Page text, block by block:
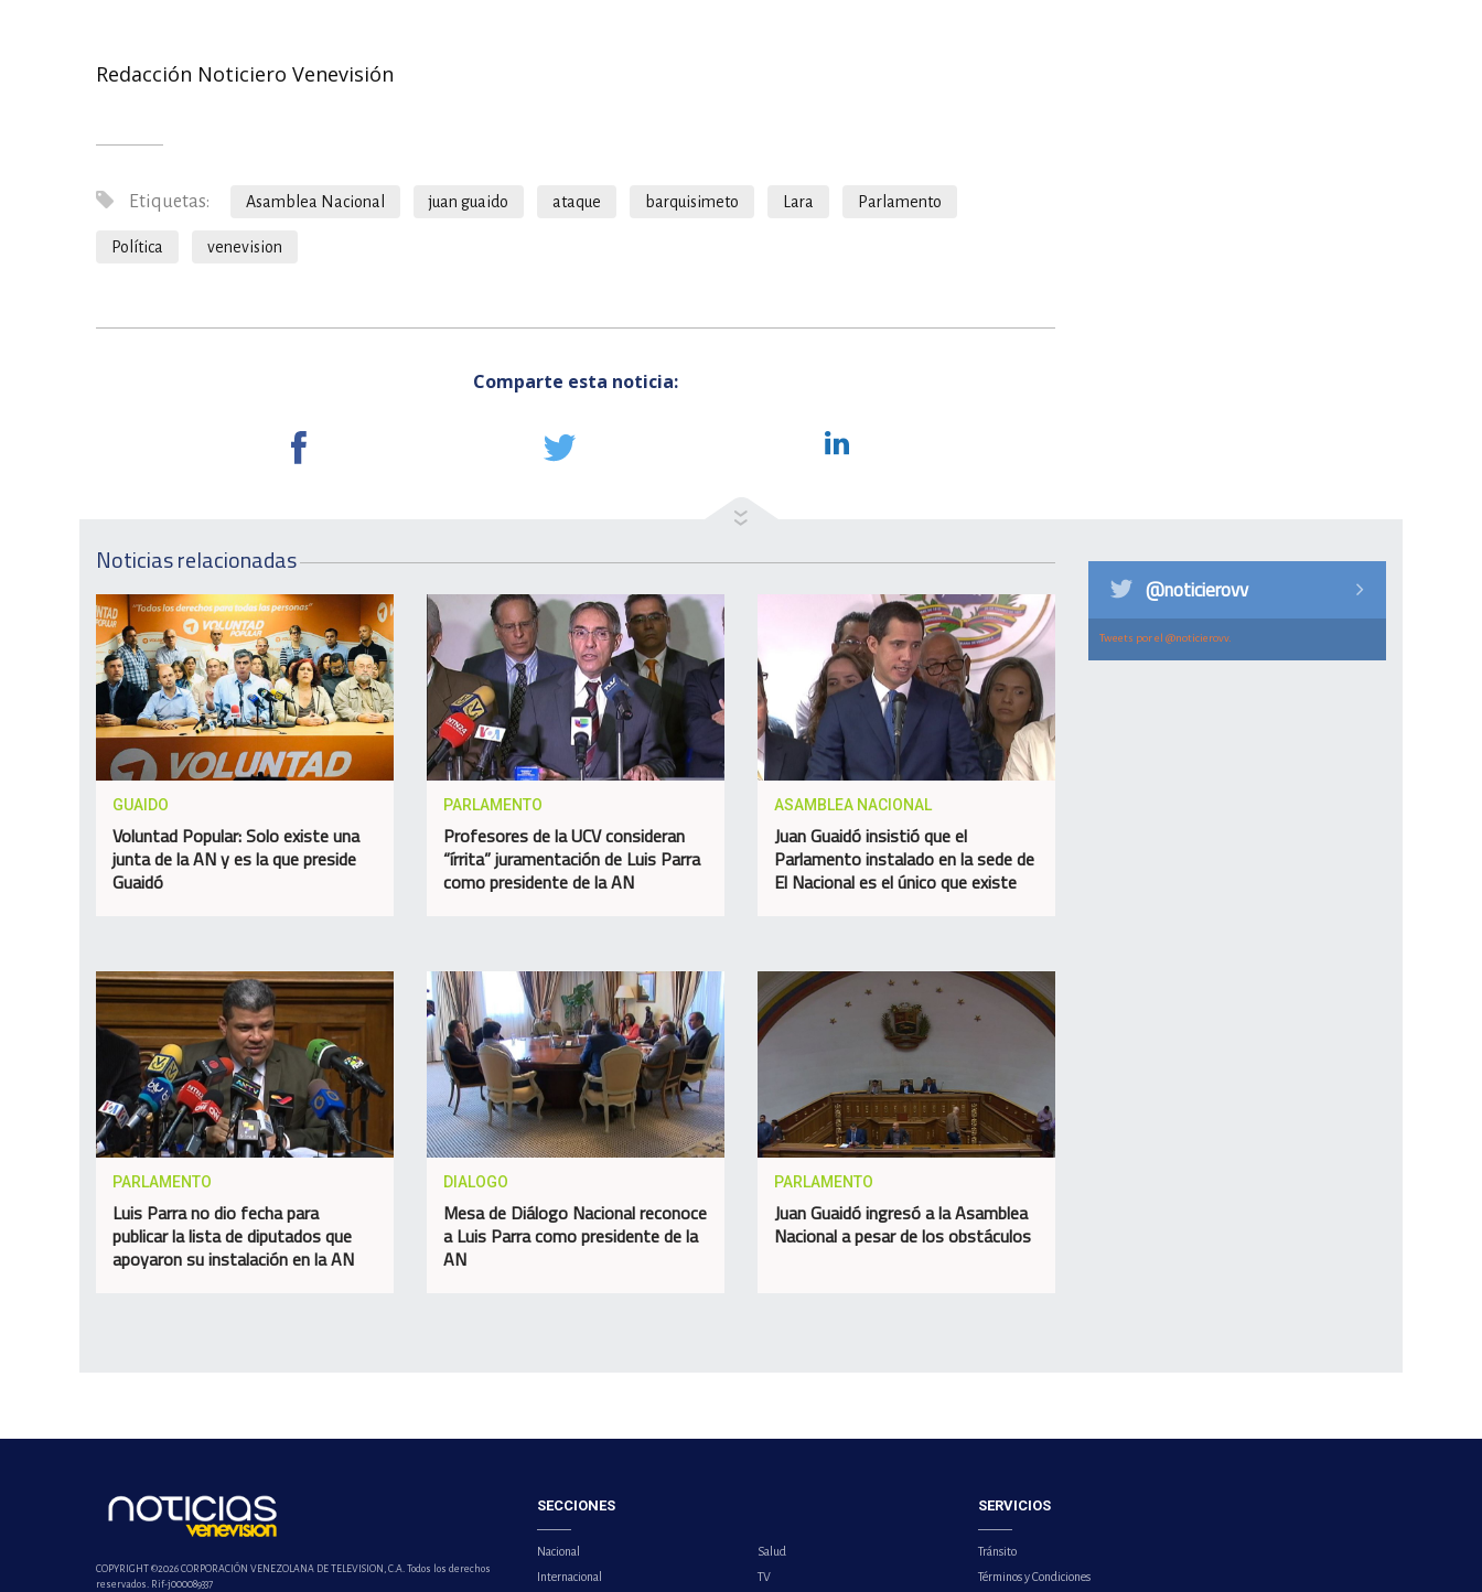
Redacción Noticiero Venevisión
Etiquetas: Asamblea Nacional juan guaido ataque barquisimeto Lara Parlamento
Política venevision
Comparte esta noticia:
Noticias relacionadas
GUAIDO
Voluntad Popular: Solo existe una
junta de la AN y es la que preside
Guaidó
PARLAMENTO
Profesores de la UCV consideran
“írrita” juramentación de Luis Parra
como presidente de la AN
ASAMBLEA NACIONAL
Juan Guaidó insistió que el
Parlamento instalado en la sede de
El Nacional es el único que existe
PARLAMENTO
Luis Parra no dio fecha para
publicar la lista de diputados que
apoyaron su instalación en la AN
DIALOGO
Mesa de Diálogo Nacional reconoce
a Luis Parra como presidente de la
AN
PARLAMENTO
Juan Guaidó ingresó a la Asamblea
Nacional a pesar de los obstáculos
@noticierovv
Tweets por el @noticierovv.
COPYRIGHT ©2026 CORPORACIÓN VENEZOLANA DE TELEVISION, C.A. Todos los derechos
reservados. Rif-j000089337
SECCIONES
Nacional
Internacional
Salud
TV
SERVICIOS
Tránsito
Términos y Condiciones